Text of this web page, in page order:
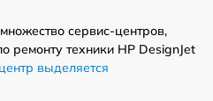
сервис-центров,
ремонту техники HP DesignJet
выделяется